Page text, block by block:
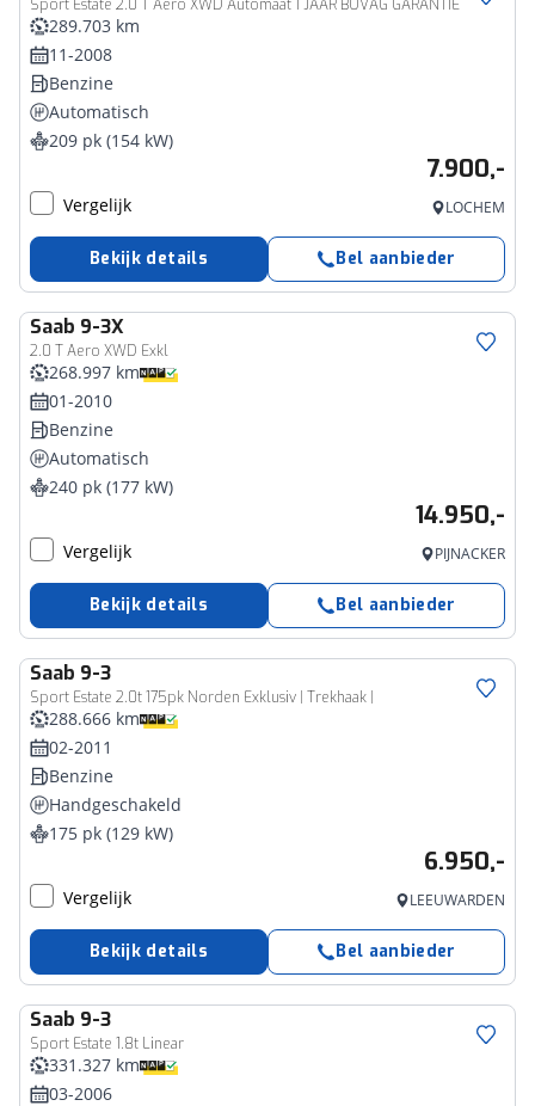
Sport Estate 2.0 T Aero XWD Automaat 1 JAAR BOVAG GARANTIE
289.703 km
11-2008
Benzine
Automatisch
209 pk (154 kW)
7.900,-
Vergelijk LOCHEM
Bekijk details Bel aanbieder
Saab 9-3X
2.0 T Aero XWD Exkl
268.997 km
01-2010
Benzine
Automatisch
240 pk (177 kW)
14.950,-
Vergelijk PIJNACKER
Bekijk details Bel aanbieder
Saab 9-3
Sport Estate 2.0t 175pk Norden Exklusiv | Trekhaak |
288.666 km
02-2011
Benzine
Handgeschakeld
175 pk (129 kW)
6.950,-
Vergelijk LEEUWARDEN
Bekijk details Bel aanbieder
Saab 9-3
Sport Estate 1.8t Linear
331.327 km
03-2006